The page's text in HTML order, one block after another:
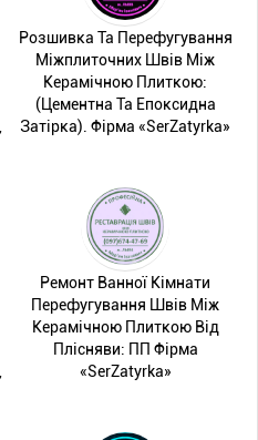
Розшивка Та Перефугування
Міжплиточних Швів Між
Керамічною Плиткою:
(Цементна Та Епоксидна
Затірка). Фірма «SerZatyrka»
Ремонт Ванної Кімнати
Перефугування Швів Між
Керамічною Плиткою Від
Плісняви: ПП Фірма
«SerZatyrka»